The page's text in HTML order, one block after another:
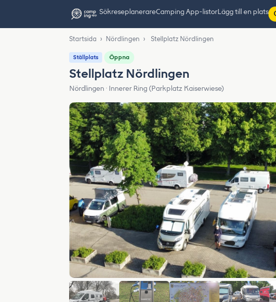
SökreseplanerareCamping App-listorLägg till en plats
Startsida › Nördlingen › Stellplatz Nördlingen
Ställplats Öppna
Stellplatz Nördlingen
Nördlingen · Innerer Ring (Parkplatz Kaiserwiese)